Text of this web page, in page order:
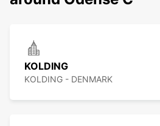
KOLDING
KOLDING - DENMARK